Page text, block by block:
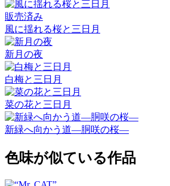
販売済み
風に揺れる桜と三日月
新月の夜
白梅と三日月
菜の花と三日月
新緑へ向かう道―胴咲の桜―
色味が似ている作品